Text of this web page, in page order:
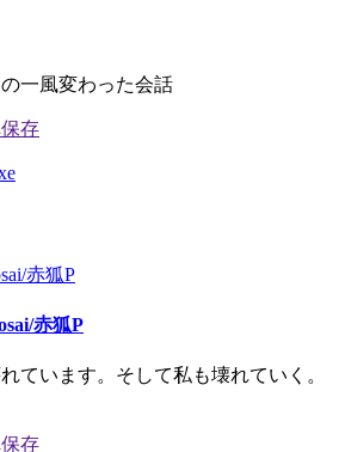
一風変わった会話
赤狐P
赤狐P
ています。そして私も壊れていく。